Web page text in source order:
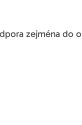
zejména do